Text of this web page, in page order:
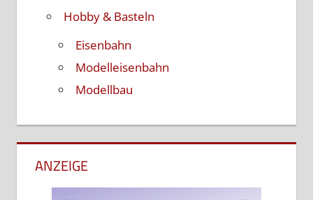
Hobby & Basteln
Eisenbahn
Modelleisenbahn
Modellbau
ANZEIGE